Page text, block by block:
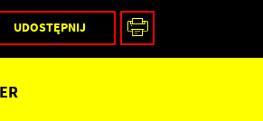
UDOSTĘPNIJ